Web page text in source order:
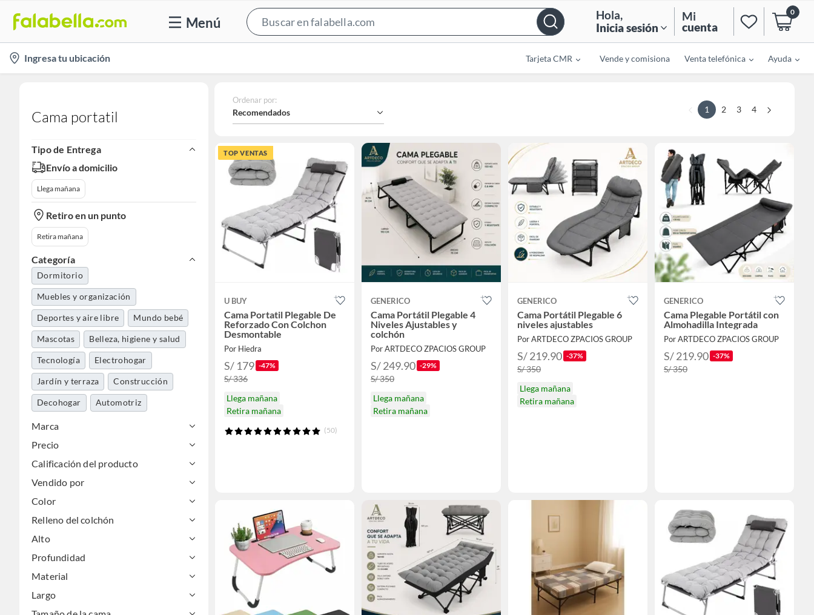
Menú
Bar
Hola,
Inicia sesión
Mi
cuenta
0
location-
icon
Ingresa tu ubicación Tarjeta CMR Vende y comisiona Venta telefónica Ayuda
Cama portatil
Tipo de Entrega
Envío a domicilio
Llega mañana
Retiro en un punto
Retira mañana
Categoría
Dormitorio
Muebles y organización
Deportes y aire libre Mundo bebé
Mascotas Belleza, higiene y salud
Tecnología Electrohogar
Jardín y terraza Construcción
Decohogar Automotriz
Niños y juguetería
Utiles de aseo y limpieza
Marca
Precio
Calificación del producto
Vendido por
Color
Relleno del colchón
Alto
Profundidad
Material
Largo
Ordenar por:
Recomendados 1 2 3 4
TOP VENTAS
U BUY
Cama Portatil Plegable De
Reforzado Con Colchon
Desmontable
Por Hiedra
S/ 179 -47%
S/ 336
Llega mañana
Retira mañana
(50)
GENERICO
Cama Portátil Plegable 4
Niveles Ajustables y
colchón
Por ARTDECO ZPACIOS GROUP
S/ 249.90 -29%
S/ 350
Llega mañana
Retira mañana
GENERICO
Cama Portátil Plegable 6
niveles ajustables
Por ARTDECO ZPACIOS GROUP
S/ 219.90 -37%
S/ 350
Llega mañana
Retira mañana
GENERICO
Cama Plegable Portátil con
Almohadilla Integrada
Por ARTDECO ZPACIOS GROUP
S/ 219.90 -37%
S/ 350